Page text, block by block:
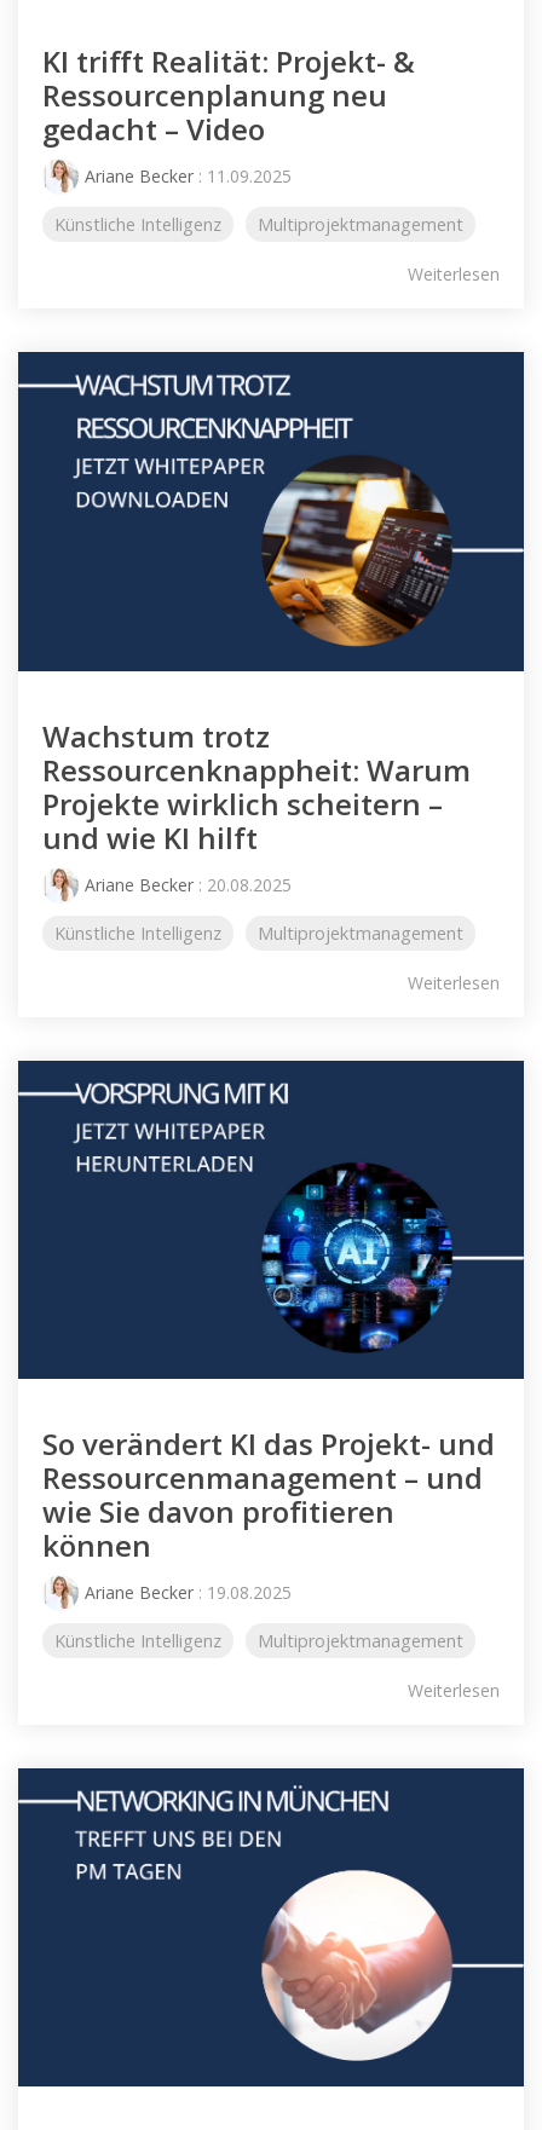
KI trifft Realität: Projekt- &
Ressourcenplanung neu
gedacht – Video
Ariane Becker : 11.09.2025
Künstliche Intelligenz Multiprojektmanagement
Weiterlesen
Wachstum trotz
Ressourcenknappheit: Warum
Projekte wirklich scheitern –
und wie KI hilft
Ariane Becker : 20.08.2025
Künstliche Intelligenz Multiprojektmanagement
Weiterlesen
So verändert KI das Projekt- und
Ressourcenmanagement – und
wie Sie davon profitieren
können
Ariane Becker : 19.08.2025
Künstliche Intelligenz Multiprojektmanagement
Weiterlesen